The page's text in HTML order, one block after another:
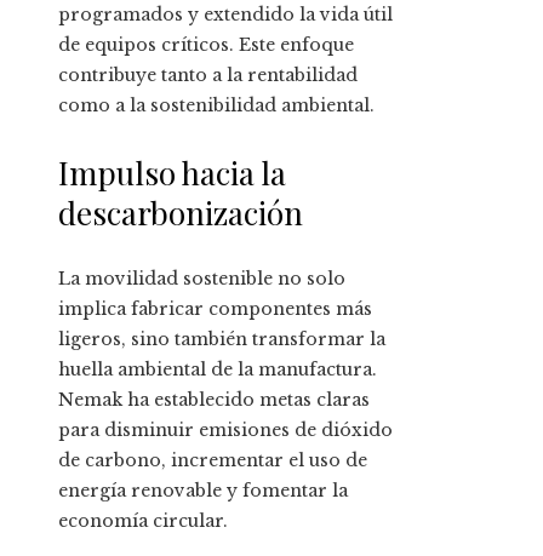
programados y extendido la vida útil
de equipos críticos. Este enfoque
contribuye tanto a la rentabilidad
como a la sostenibilidad ambiental.
Impulso hacia la
descarbonización
La movilidad sostenible no solo
implica fabricar componentes más
ligeros, sino también transformar la
huella ambiental de la manufactura.
Nemak ha establecido metas claras
para disminuir emisiones de dióxido
de carbono, incrementar el uso de
energía renovable y fomentar la
economía circular.